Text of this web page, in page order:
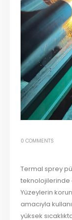
0 COMMENTS
Termal sprey
teknolojilerinde
Yüzeylerin
amacıyla
yüksek